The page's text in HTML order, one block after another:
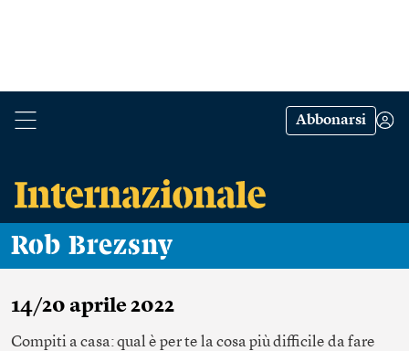
Abbonarsi
Rob Brezsny
14/20 aprile 2022
Compiti a casa: qual è per te la cosa più difficile da fare